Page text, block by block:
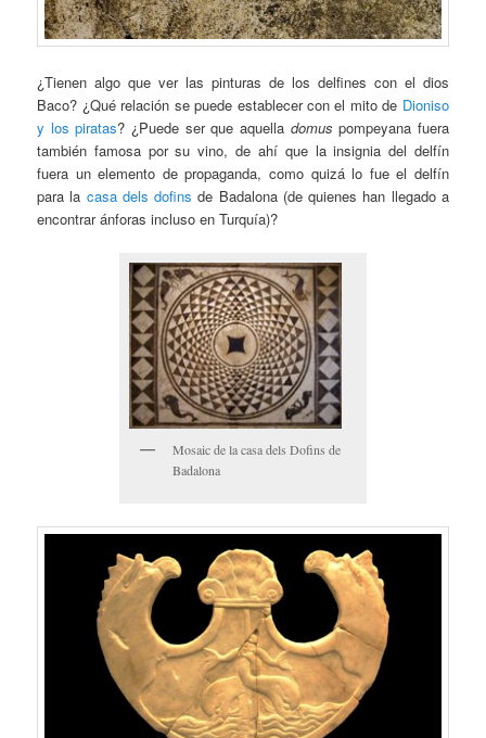
¿Tienen algo que ver las pinturas de los delfines con el dios
Baco? ¿Qué relación se puede establecer con el mito de Dioniso
y los piratas? ¿Puede ser que aquella domus pompeyana fuera
también famosa por su vino, de ahí que la insignia del delfín
fuera un elemento de propaganda, como quizá lo fue el delfín
para la casa dels dofins de Badalona (de quienes han llegado a
encontrar ánforas incluso en Turquía)?
Mosaic de la casa dels Dofins de
Badalona